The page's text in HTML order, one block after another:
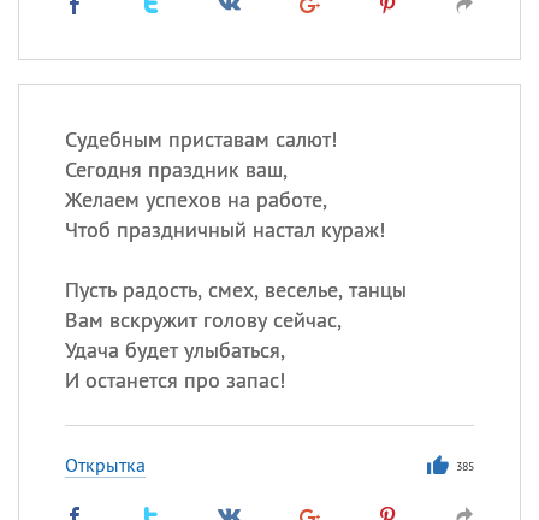
Судебным приставам салют!
Сегодня праздник ваш,
Желаем успехов на работе,
Чтоб праздничный настал кураж!
Пусть радость, смех, веселье, танцы
Вам вскружит голову сейчас,
Удача будет улыбаться,
И останется про запас!
Открытка 385